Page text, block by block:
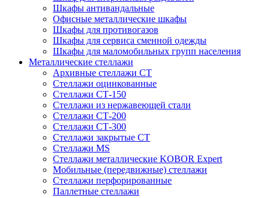
Шкафы антивандальные
Офисные металлические шкафы
Шкафы для противогазов
Шкафы для сервиса сменной одежды
Шкафы для маломобильных групп населения
Металлические стеллажи
Архивные стеллажи СТ
Стеллажи оцинкованные
Стеллажи СТ-150
Стеллажи из нержавеющей стали
Стеллажи СТ-200
Стеллажи СТ-300
Стеллажи закрытые СТ
Стеллажи MS
Стеллажи металлические KOBOR Expert
Мобильные (передвижные) стеллажи
Стеллажи перфорированные
Паллетные стеллажи